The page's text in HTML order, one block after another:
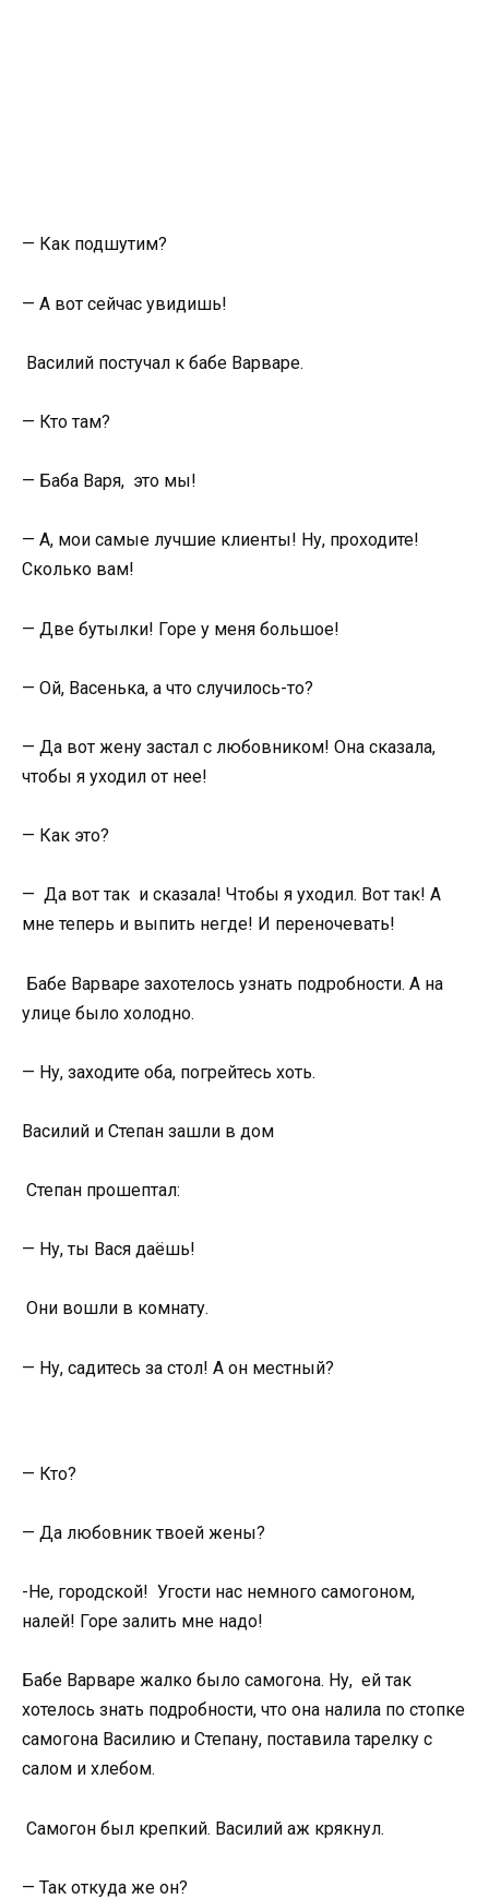
— Как подшутим?
— А вот сейчас увидишь!
Василий постучал к бабе Варваре.
— Кто там?
— Баба Варя, это мы!
— А, мои самые лучшие клиенты! Ну, проходите!
Сколько вам!
— Две бутылки! Горе у меня большое!
— Ой, Васенька, а что случилось-то?
— Да вот жену застал с любовником! Она сказала,
чтобы я уходил от нее!
— Как это?
— Да вот так и сказала! Чтобы я уходил. Вот так! А
мне теперь и выпить негде! И переночевать!
Бабе Варваре захотелось узнать подробности. А на
улице было холодно.
— Ну, заходите оба, погрейтесь хоть.
Василий и Степан зашли в дом
Степан прошептал:
— Ну, ты Вася даёшь!
Они вошли в комнату.
— Ну, садитесь за стол! А он местный?
— Кто?
— Да любовник твоей жены?
-Не, городской! Угости нас немного самогоном,
налей! Горе залить мне надо!
Бабе Варваре жалко было самогона. Ну, ей так
хотелось знать подробности, что она налила по стопке
самогона Василию и Степану, поставила тарелку с
салом и хлебом.
Самогон был крепкий. Василий аж крякнул.
— Так откуда же он?